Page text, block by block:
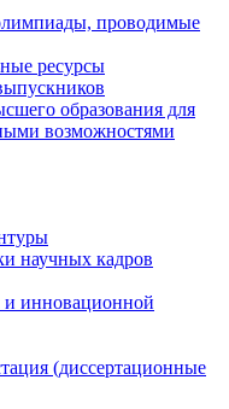
проводимые
ресурсы
образования для
возможностями
научных кадров
и инновационной
(диссертационные